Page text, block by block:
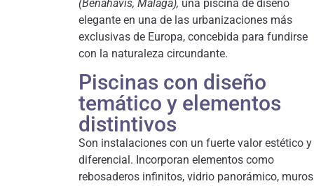
(Benahavís, Málaga), una piscina de diseño
elegante en una de las urbanizaciones más
exclusivas de Europa, concebida para fundirse
con la naturaleza circundante.
Piscinas con diseño
temático y elementos
distintivos
Son instalaciones con un fuerte valor estético y
diferencial. Incorporan elementos como
rebosaderos infinitos, vidrio panorámico, muros